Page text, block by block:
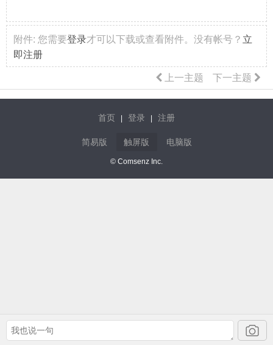
附件: 您需要登录才可以下载或查看附件。没有帐号？ 立
即注册
下一主题
上一主题
首页 登录 注册
简易版 触屏版 电脑版
© Comsenz Inc.